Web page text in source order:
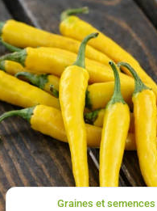
Graines et semences